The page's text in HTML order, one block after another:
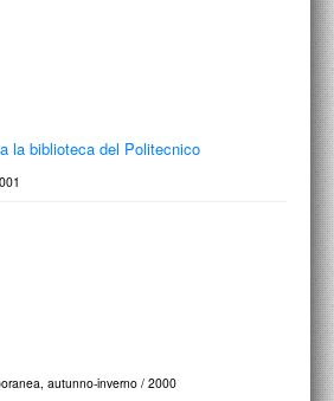
la biblioteca del Politecnico
autunno-inverno / 2000